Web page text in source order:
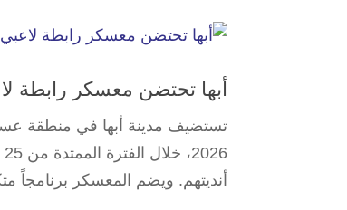
أبها تحتضن معسكر رابطة
تستضيف مدينة أبها في منطقة
أنديتهم. ويضم المعسكر برنامجاً